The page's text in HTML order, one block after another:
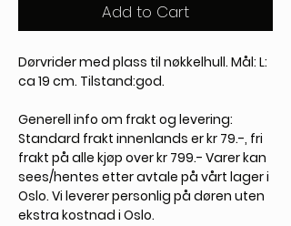
Add to Cart
Dørvrider med plass til nøkkelhull. Mål: L:
ca 19 cm. Tilstand:god.
Generell info om frakt og levering:
Standard frakt innenlands er kr 79.-, fri
frakt på alle kjøp over kr 799.- Varer kan
sees/hentes etter avtale på vårt lager i
Oslo. Vi leverer personlig på døren uten
ekstra kostnad i Oslo.